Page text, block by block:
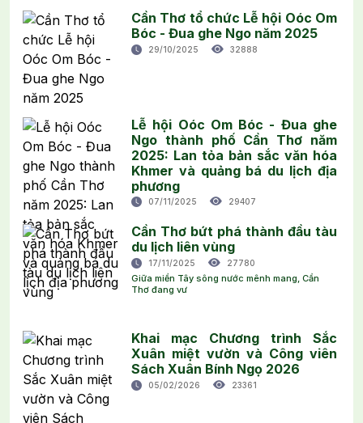
Cần Thơ tổ chức Lễ hội Oóc Om
Bóc - Đua ghe Ngo năm 2025
29/10/2025 32888
Lễ hội Oóc Om Bóc - Đua ghe
Ngo thành phố Cần Thơ năm
2025: Lan tỏa bản sắc văn hóa
Khmer và quảng bá du lịch địa
phương
07/11/2025 29407
Cần Thơ bứt phá thành đầu tàu
du lịch liên vùng
17/11/2025 27780
Giữa miền Tây sông nước mênh mang, Cần
Thơ đang vư
Khai mạc Chương trình Sắc
Xuân miệt vườn và Công viên
Sách Xuân Bính Ngọ 2026
05/02/2026 23361